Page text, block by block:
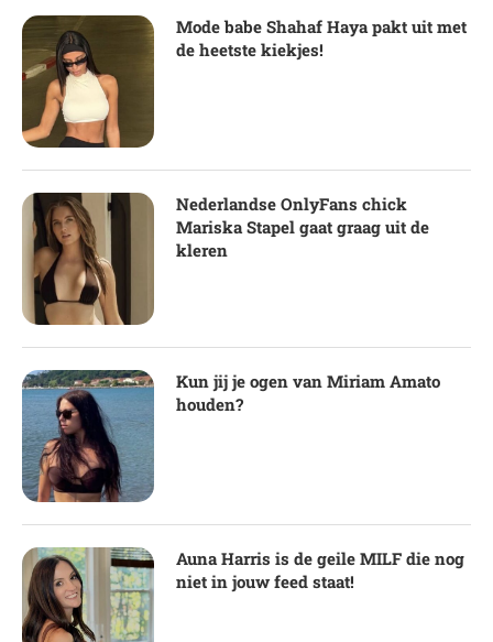
Mode babe Shahaf Haya pakt uit met
de heetste kiekjes!
Nederlandse OnlyFans chick
Mariska Stapel gaat graag uit de
kleren
Kun jij je ogen van Miriam Amato
houden?
Auna Harris is de geile MILF die nog
niet in jouw feed staat!